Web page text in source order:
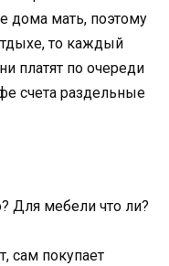
дома мать, поэтому
то каждый
платят по очереди
счета раздельные
Для мебели что ли?
сам покупает